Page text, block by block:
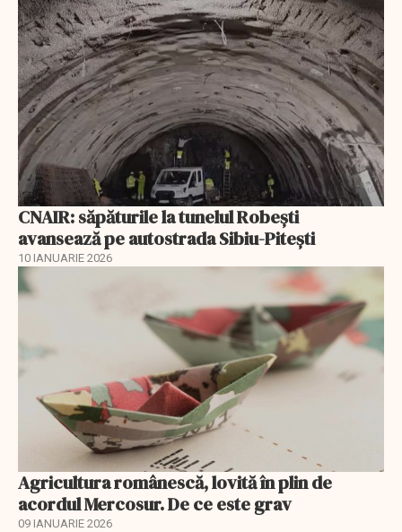
CNAIR: săpăturile la tunelul Robești
avansează pe autostrada Sibiu-Pitești
10 IANUARIE 2026
Agricultura românescă, lovită în plin de
acordul Mercosur. De ce este grav
09 IANUARIE 2026